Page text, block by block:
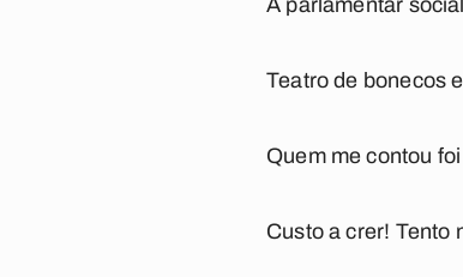
A parlamentar
Teatro de bonecos
Quem me contou
Custo a crer! Tento